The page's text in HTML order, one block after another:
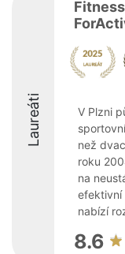
Laureáti
V Plzni
než
roku
na
efektivní
nabízí
8.6